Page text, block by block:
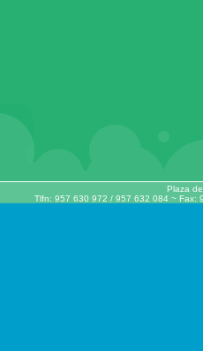
Plaza
Tlfn: 957 630 972 / 957 632 084 ~ Fax: